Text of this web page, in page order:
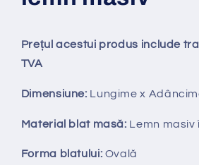
Prețul acestui produs include
TVA
Dimensiune: Lungime x
Material blat masă: Lemn masiv
Forma blatului: Ovală